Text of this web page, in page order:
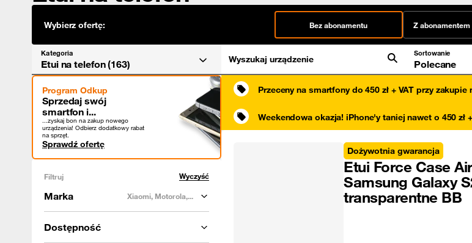
Wybierz ofertę: Bez abonamentu Z
Kategoria
Etui na telefon (163) Wyszukaj urządzenie
Sortowanie
Polecane
Program Odkup
Sprzedaj swój
smartfon i...
...zyskaj bon na zakup nowego
urządzenia! Odbierz dodatkowy rabat
na sprzęt.
Sprawdź ofertę
Filtruj Wyczyść
Marka Xiaomi, Motorola,...
Dostępność
Przeceny na smartfony do 450 zł + VAT przy zakupie
Weekendowa okazja! iPhone'y taniej nawet o 450 zł
Dożywotnia gwarancja
Etui Force Case
Samsung Galaxy
transparentne BB